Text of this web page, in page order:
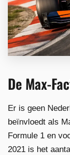
De Max-
Er is geen
beïnvloedt als
Formule 1 en
2021 is het